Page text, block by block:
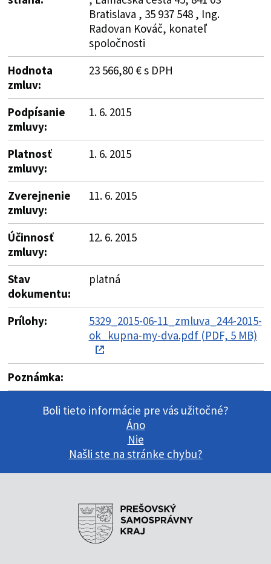
Bratislava , 35 937 548 , Ing.
Radovan Kováč, konateľ
spoločnosti
Hodnota
zmluv:
23 566,80 € s DPH
Podpísanie
zmluvy:
1. 6. 2015
Platnosť
zmluvy:
1. 6. 2015
Zverejnenie
zmluvy:
11. 6. 2015
Účinnosť
zmluvy:
12. 6. 2015
Stav
dokumentu:
platná
Prílohy:
5329_2015-06-11_zmluva_244-2015-
ok_kupna-my-dva.pdf (PDF, 5 MB)
Poznámka:
Boli tieto informácie pre vás užitočné?
Áno
Nie
Našli ste na stránke chybu?